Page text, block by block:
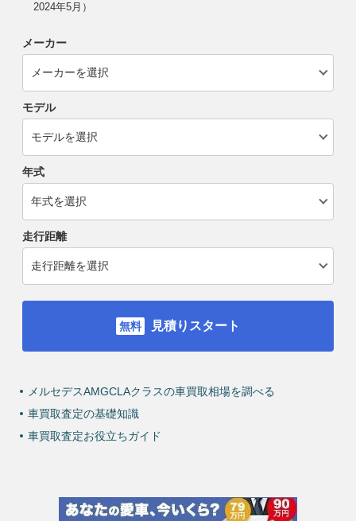
2024年5月）
メーカー
モデル
年式
走行距離
見積りスタート
メルセデスAMGCLAクラスの車買取相場を調べる
車買取査定の基礎知識
車買取査定お役立ちガイド